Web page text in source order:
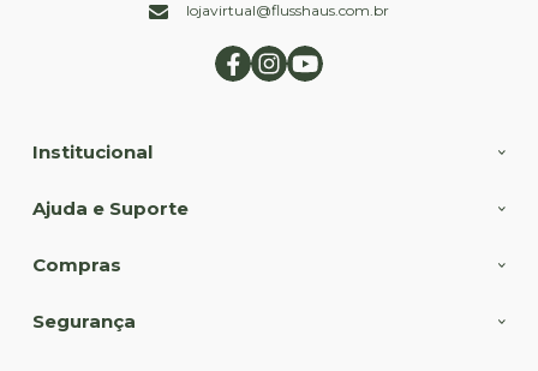
lojavirtual@flusshaus.com.br
Institucional
Ajuda e Suporte
Compras
Segurança